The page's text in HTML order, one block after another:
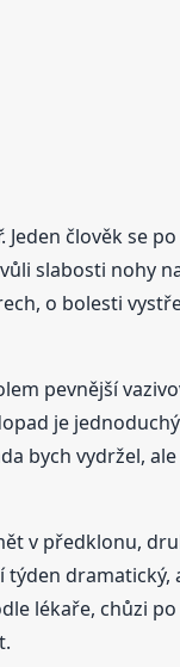
člověk se
slabosti nohy
o bolesti
pevnější
je
bych vydržel,
v předklonu,
lékaře, chůzi